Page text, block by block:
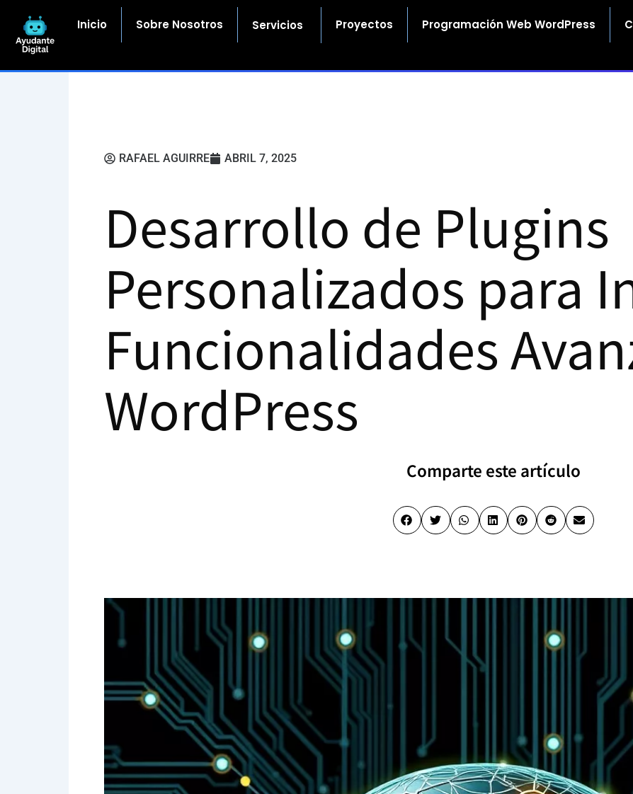
contenido
Inicio Sobre Nosotros Servicios Proyectos Programación Web WordPress
RAFAEL AGUIRRE ABRIL 7, 2025
Desarrollo de Plugins
Personalizados para
Funcionalidades
WordPress
Comparte este artículo